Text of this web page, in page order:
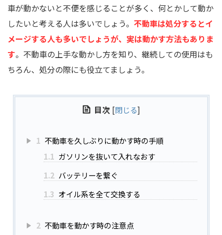
車が動かないと不便を感じることが多く、何とかして動か
したいと考える人は多いでしょう。 不動車は処分するとイ
メージする人も多いでしょうが、実は動かす方法もありま
す。不動車の上手な動かし方を知り、継続しての使用はも
ちろん、処分の際にも役立てましょう。
目次 [閉じる]
1 不動車を久しぶりに動かす時の手順
1.1 ガソリンを抜いて入れなおす
1.2 バッテリーを繋ぐ
1.3 オイル系を全て交換する
2 不動車を動かす時の注意点